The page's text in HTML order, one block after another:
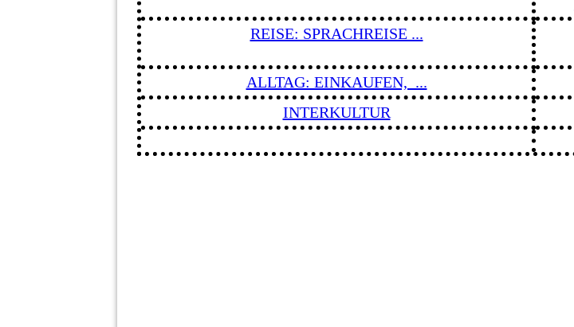
REISE: SPRACHREISE ...
ALLTAG: EINKAUFEN, ...
INTERKULTUR